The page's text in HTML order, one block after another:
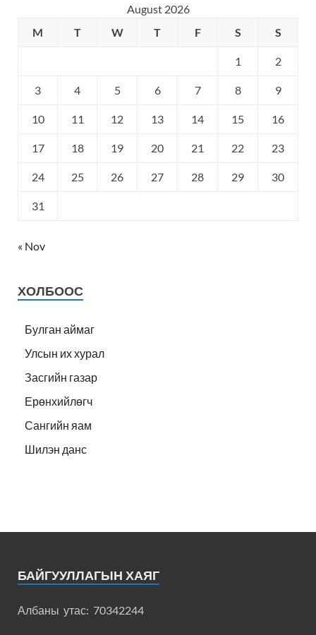
August 2026
M
T W T F S S
1 2
3 4 5 6 7 8 9
10 11 12 13 14 15 16
17 18 19 20 21 22 23
24 25 26 27 28 29 30
31
« Nov
ХОЛБООС
Булган аймаг
Улсын их хурал
Засгийн газар
Ерөнхийлөгч
Сангийн яам
Шилэн данс
БАЙГУУЛЛАГЫН ХАЯГ
Албаны утас: 70342244